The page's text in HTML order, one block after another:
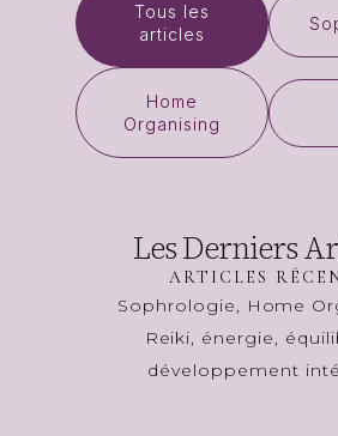
Tous les
articles
Home
Organising
Les Derniers
ARTICLES
Sophrologie, Home
Reiki, énergie,
développement